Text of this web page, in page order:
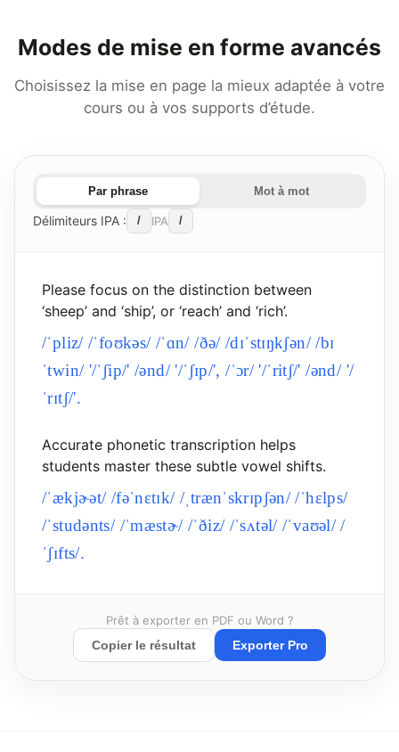
Modes de mise en forme avancés
Choisissez la mise en page la mieux adaptée à votre
cours ou à vos supports d’étude.
Par phrase Mot à mot
Délimiteurs IPA : IPA
Please focus on the distinction between
‘sheep’ and ‘ship’, or ‘reach’ and ‘rich’.
/ˈpliz/ /ˈfoʊkəs/ /ˈɑn/ /ðə/ /dɪˈstɪŋkʃən/ /bɪ
ˈtwin/ '/ˈʃip/' /ənd/ '/ˈʃɪp/', /ˈɔr/ '/ˈritʃ/' /ənd/ '/
ˈrɪtʃ/'.
Accurate phonetic transcription helps
students master these subtle vowel shifts.
/ˈækjɚət/ /fəˈnɛtɪk/ /ˌtrænˈskrɪpʃən/ /ˈhɛlps/
/ˈstudənts/ /ˈmæstɚ/ /ˈðiz/ /ˈsʌtəl/ /ˈvaʊəl/ /
ˈʃɪfts/.
Prêt à exporter en PDF ou Word ?
Copier le résultat
Exporter Pro